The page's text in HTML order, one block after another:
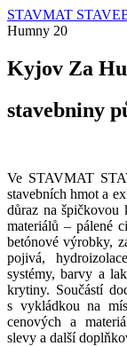
STAVMAT
Humny 20
Kyjov Za
stavebniny
Ve STAVMAT
stavebních hmot a
důraz na špičkovou
materiálů – pálené
betónové výrobky,
pojivá,
systémy, barvy a
krytiny. Součástí
s vykládkou na
cenových a
slevy a další